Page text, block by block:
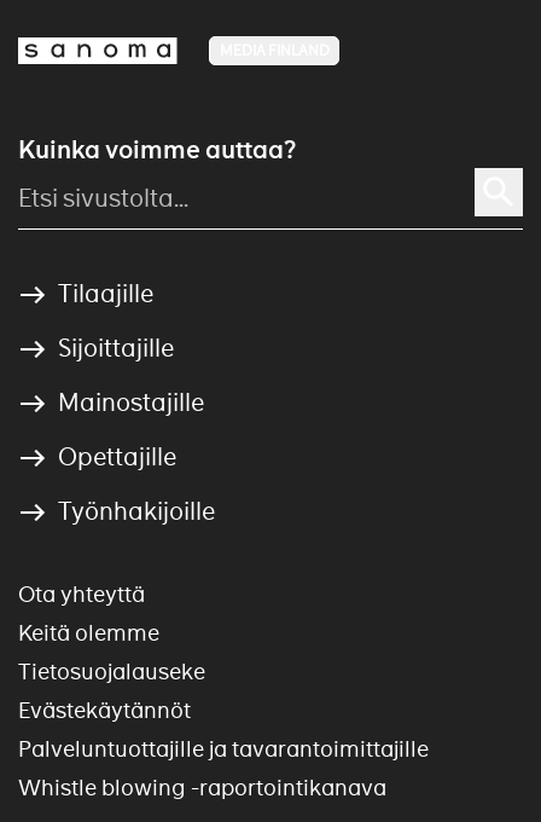
Kuinka voimme auttaa?
Tilaajille
Sijoittajille
Mainostajille
Opettajille
Työnhakijoille
Ota yhteyttä
Keitä olemme
Tietosuojalauseke
Evästekäytännöt
Palveluntuottajille ja tavarantoimittajille
Whistle blowing -raportointikanava